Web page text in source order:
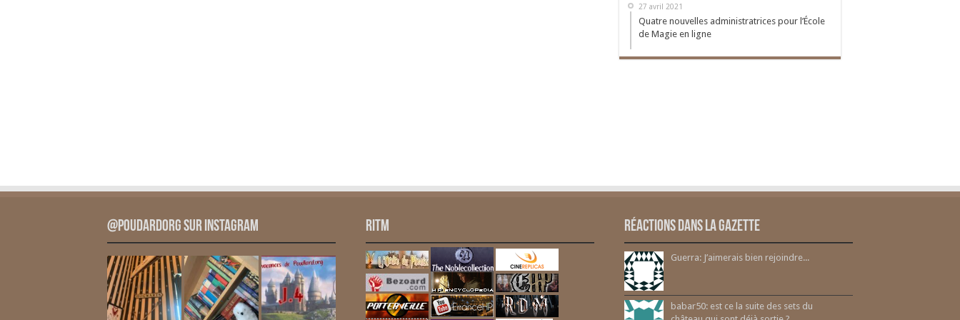
27 avril 2021
Quatre nouvelles administratrices pour l’École
de Magie en ligne
@PoudardOrg sur Instagram RITM Réactions dans la gazette
Guerra: J’aimerais bien rejoindre...
babar50: est ce la suite des sets du